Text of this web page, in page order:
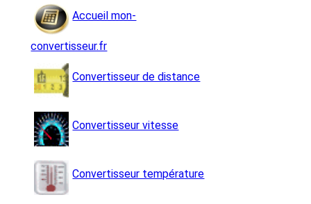
Accueil mon-
convertisseur.fr
Convertisseur de distance
Convertisseur vitesse
Convertisseur température